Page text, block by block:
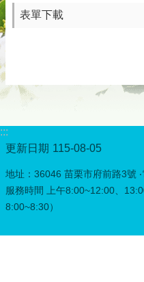
表單下載
:::
更新日期 115-08-05
地址：36046 苗栗市府前路3號
服務時間 上午8:00~12:00、
8:00~8:30）